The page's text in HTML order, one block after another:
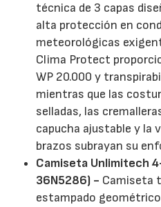
técnica de 3 capas
alta protección en
meteorológicas
Clima Protect
WP 20.000 y
mientras que las
selladas, las
capucha ajustable y la
brazos subrayan su
Camiseta Unlimitech
36N5286) - Camiseta
estampado